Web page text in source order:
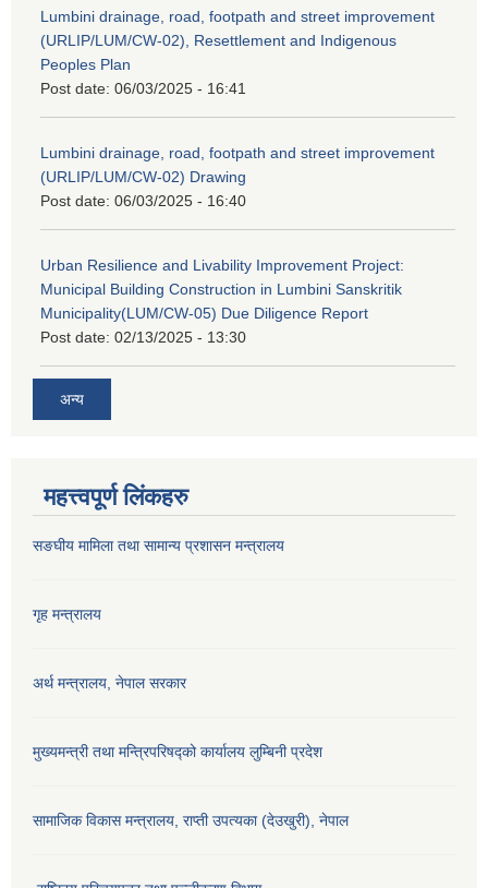
Lumbini drainage, road, footpath and street improvement
(URLIP/LUM/CW-02), Resettlement and Indigenous
Peoples Plan
Post date: 06/03/2025 - 16:41
Lumbini drainage, road, footpath and street improvement
(URLIP/LUM/CW-02) Drawing
Post date: 06/03/2025 - 16:40
Urban Resilience and Livability Improvement Project:
Municipal Building Construction in Lumbini Sanskritik
Municipality(LUM/CW-05) Due Diligence Report
Post date: 02/13/2025 - 13:30
अन्य
महत्त्वपूर्ण लिंकहरु
सङघीय मामिला तथा सामान्य प्रशासन मन्‍त्रालय
गृह मन्त्रालय
अर्थ मन्त्रालय, नेपाल सरकार
मुख्यमन्त्री तथा मन्त्रिपरिषद्को कार्यालय लुम्बिनी प्रदेश
सामाजिक विकास मन्‍‍त्रालय, राप्ती उपत्यका (देउखुरी), नेपाल